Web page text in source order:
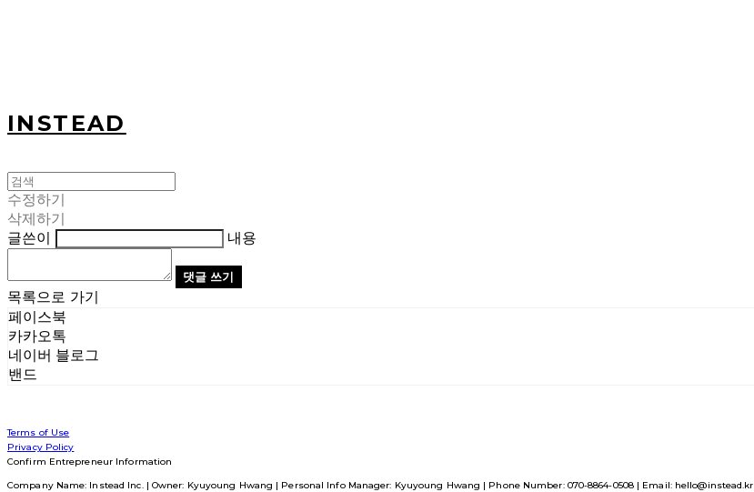
INSTEAD
수정하기
삭제하기
글쓴이
내용
댓글 쓰기
목록으로 가기
페이스북
카카오톡
네이버 블로그
밴드
Terms of Use
Privacy Policy
Confirm Entrepreneur Information
Company Name: Instead Inc. | Owner: Kyuyoung Hwang | Personal Info Manager: Kyuyoung Hwang | Phone Number: 070-8864-0508 | Email: hello@instead.kr